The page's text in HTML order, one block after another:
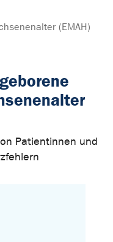
(EMAH)
Patientinnen und